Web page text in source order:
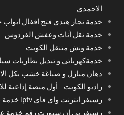
الاحمدي
خدمة نجار هندي فتح اقفال
خدمة نقل أثاث وعفش الفردوس
خدمة ونش متنقل الكويت
خدمةكهربائي و تبديل بطاريات
دهان منازل و صباغة خشب بكل
راديو الكويت - أول منصة إذاعية
رسيفر انترنت واي فاي iptv خدمة فني ستلايت المنقف
رسيفر بي ان سبورت رقم خدمة